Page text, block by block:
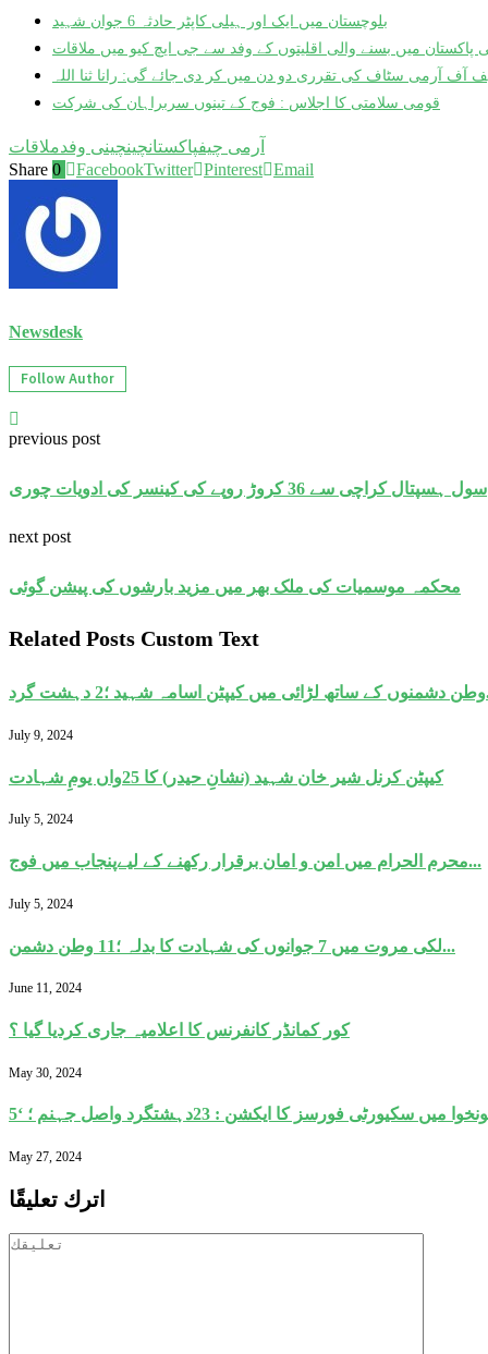
بلوچستان میں ایک اور ہیلی کاپٹر حادثہ 6 جوان شہید
میں بسنے والی اقلیتوں کے وفد سے جی ایچ کیو میں ملاقات
آف آرمی سٹاف کی تقرری دو دن میں کر دی جائے گی: رانا ثنا اللہ
قومی سلامتی کا اجلاس : فوج کے تینوں سربراہان کی شرکت
آرمی چیفپاکستانچینچینی وفدملاقات
Share 0 FacebookTwitter Pinterest Email
Newsdesk
Follow Author
previous post
سول ہسپتال کراچی سے 36 کروڑ روپے کی کینسر کی ادویات چوری
next post
محکمہ موسمیات کی ملک بھر میں مزید بارشوں کی پیشن گوئی
Related Posts Custom Text
گرد...
July 9, 2024
کیپٹن کرنل شیر خان شہید (نشانِ حیدر) کا 25واں یومِ شہادت
July 5, 2024
محرم الحرام میں امن و امان برقرار رکھنے کے لیےپنجاب میں فوج...
July 5, 2024
لکی مروت میں 7 جوانوں کی شہادت کا بدلہ ؛11 وطن دشمن...
June 11, 2024
کور کمانڈر کانفرنس کا اعلامیہ جاری کردیا گیا ؟
May 30, 2024
May 27, 2024
اترك تعليقًا